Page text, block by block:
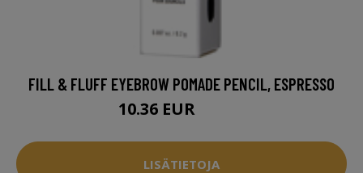
FILL & FLUFF EYEBROW POMADE PENCIL, ESPRESSO
10.36 EUR
LISÄTIETOJA